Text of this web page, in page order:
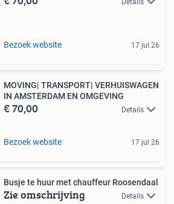
Bezoek website 17 jul 26
MOVING| TRANSPORT| VERHUISWAGEN
IN AMSTERDAM EN OMGEVING
€ 70,00 Details
Bezoek website 17 jul 26
Busje te huur met chauffeur Roosendaal
Zie omschrijving Details